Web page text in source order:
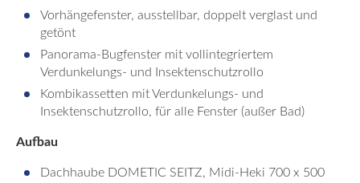
Vorhängefenster, ausstellbar, doppelt verglast und
getönt
Panorama-Bugfenster mit vollintegriertem
Verdunkelungs- und Insektenschutzrollo
Kombikassetten mit Verdunkelungs- und
Insektenschutzrollo, für alle Fenster (außer Bad)
Aufbau
Dachhaube DOMETIC SEITZ, Midi-Heki 700 x 500